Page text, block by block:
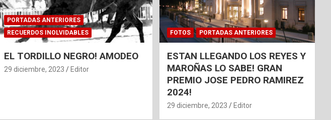
PORTADAS ANTERIORES
RECUERDOS INOLVIDABLES
EL TORDILLO NEGRO! AMODEO
29 diciembre, 2023 Editor
FOTOS PORTADAS ANTERIORES
ESTAN LLEGANDO LOS REYES Y
MAROÑAS LO SABE! GRAN
PREMIO JOSE PEDRO RAMIREZ
2024!
29 diciembre, 2023 Editor